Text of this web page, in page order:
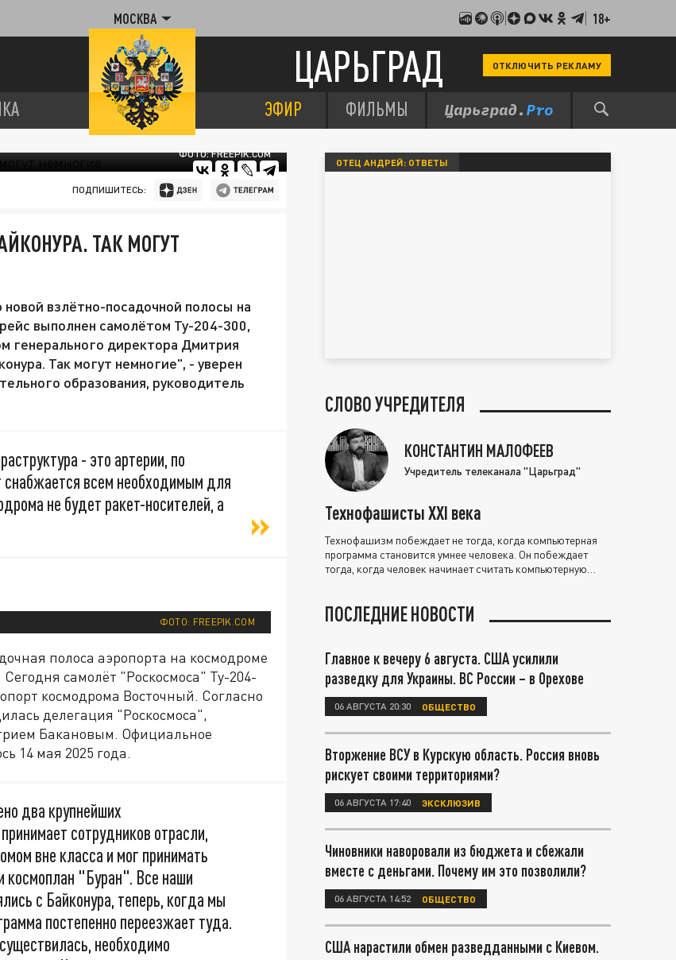
МОСКВА 18+
ЦАРЬГРАД ОТКЛЮЧИТЬ РЕКЛАМУ
ЭФИР ФИЛЬМЫ
ФОТО: FREEPIK.COM
ПОДПИШИТЕСЬ:
ТАК МОГУТ
взлётно-посадочной полосы на
выполнен самолётом Ту-204-300,
генерального директора Дмитрия
Так могут немногие", - уверен
образования, руководитель
- это артерии, по
снабжается всем необходимым для
не будет ракет-носителей, а
ФОТО: FREEPIK.COM
полоса аэропорта на космодроме
самолёт "Роскосмоса" Ту-204-
космодрома Восточный. Согласно
делегация "Роскосмоса",
Бакановым. Официальное
14 мая 2025 года.
два крупнейших
сотрудников отрасли,
вне класса и мог принимать
космоплан "Буран". Все наши
с Байконура, теперь, когда мы
постепенно переезжает туда.
необходимо
ОТЕЦ АНДРЕЙ: ОТВЕТЫ
СЛОВО УЧРЕДИТЕЛЯ
КОНСТАНТИН МАЛОФЕЕВ
Учредитель телеканала "Царьград"
Технофашисты XXI века
Технофашизм побеждает не тогда, когда компьютерная
программа становится умнее человека. Он побеждает
тогда, когда человек начинает считать компьютерную
ПОСЛЕДНИЕ НОВОСТИ
Главное к вечеру 6 августа. США усилили
разведку для Украины. ВС России – в Орехове
06 АВГУСТА 20:30 ОБЩЕСТВО
Вторжение ВСУ в Курскую область. Россия вновь
рискует своими территориями?
06 АВГУСТА 17:40 ЭКСКЛЮЗИВ
Чиновники наворовали из бюджета и сбежали
вместе с деньгами. Почему им это позволили?
06 АВГУСТА 14:52 ОБЩЕСТВО
США нарастили обмен разведданными с Киевом.